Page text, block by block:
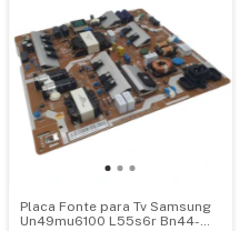
Placa Fonte para Tv Samsung
Un49mu6100 L55s6r Bn44-